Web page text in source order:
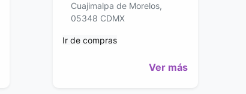
Cuajimalpa de Morelos,
05348 CDMX
Ir de compras
Ver más